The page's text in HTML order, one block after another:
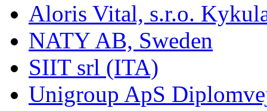
Aloris Vital, s.r.o.
NATY AB, Sweden
SIIT srl (ITA)
Unigroup ApS